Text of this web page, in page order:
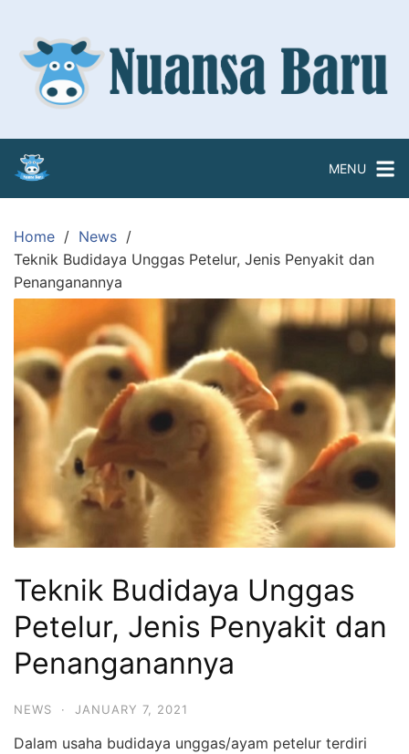
content
MENU
Home
News
Teknik Budidaya Unggas Petelur, Jenis Penyakit dan
Penanganannya
Teknik Budidaya Unggas
Petelur, Jenis Penyakit dan
Penanganannya
NEWS · JANUARY 7, 2021
Dalam usaha budidaya unggas/ayam petelur terdiri